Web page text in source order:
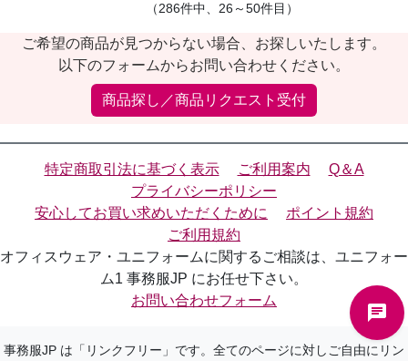
（286件中、26～50件目）
ご希望の商品が見つからない場合、お探しいたします。
以下のフォームからお問い合わせください。
商品探し／商品リクエスト受付
特定商取引法に基づく表示 ご利用案内
Q＆A
プライバシーポリシー
安心してお買い求めいただくために
ポイント規約
ご利用規約
オフィスウェア・ユニフォームに関するご相談は、ユニフォー
ム1 事務服JP にお任せ下さい。
お問い合わせフォーム
事務服JP は「リンクフリー」です。全てのページに対しご自由にリン